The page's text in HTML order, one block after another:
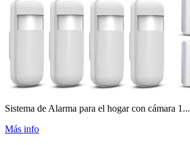
Sistema de Alarma para el hogar con cámara 1...
Más info